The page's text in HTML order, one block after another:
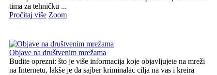
tima za tehničku ...
Pročitaj više Zoom
Objave na društvenim mrežama
Budite oprezni: što je više informacija koje objavljujete na mreži
na Internetu, lakše je da sajber kriminalac cilja na vas i kreira